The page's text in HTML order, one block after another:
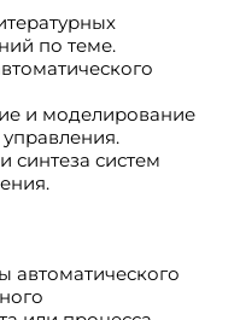
по теме.
и моделирование
синтеза систем
автоматического